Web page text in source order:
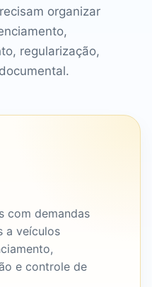
organizar
regularização,
com demandas
a veículos
e controle de